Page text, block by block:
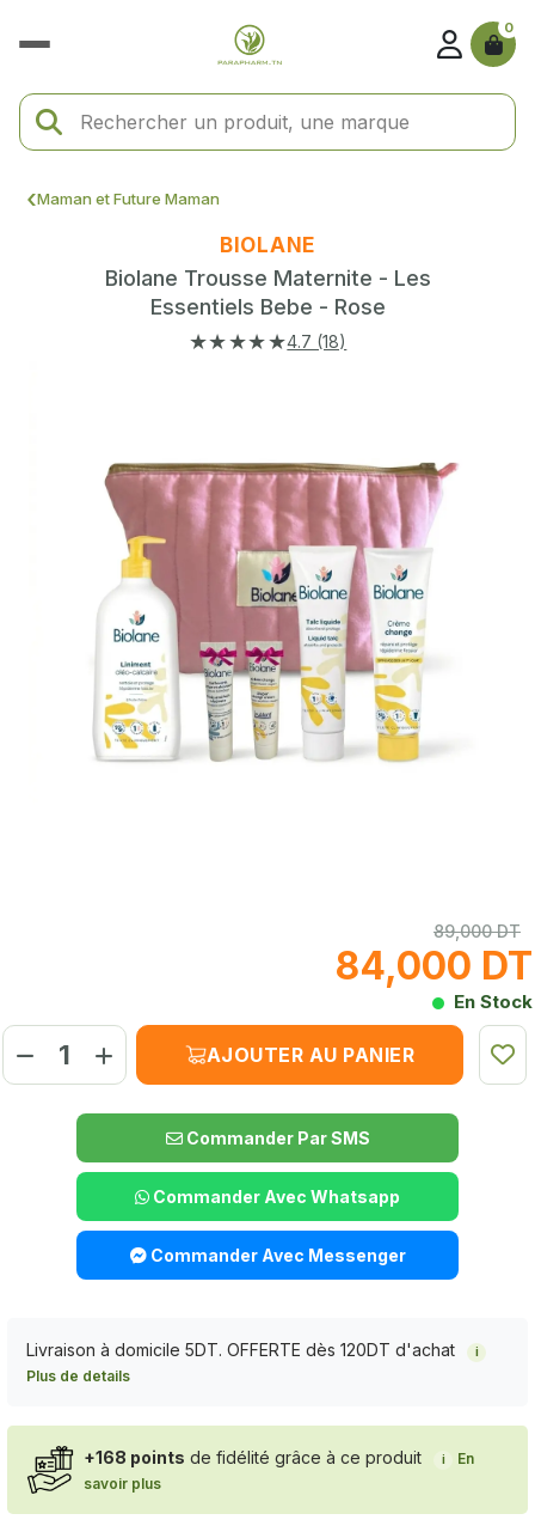
0
Maman et Future Maman
BIOLANE
Biolane Trousse Maternite - Les
Essentiels Bebe - Rose
★★★★★4.7 (18)
89,000 DT
84,000 DT
En Stock
AJOUTER AU PANIER
Commander Par SMS
Commander Avec Whatsapp
Commander Avec Messenger
Livraison à domicile 5DT. OFFERTE dès 120DT d'achat i
Plus de details
+168 points de fidélité grâce à ce produit i
En
savoir plus